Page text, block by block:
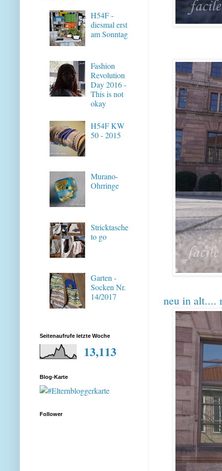
neu in alt....
H54F -
diesmal erst
am Sonntag
Fashion
Revolution
Day 2016 -
This is not
okay
H54F KW
50 - 2015
Murano-
Ohrringe
Stricktasche
to go
Garten -
Socken Nr.
14/2017
Seitenaufrufe letzte Woche
13,113
Blog-Karte
Follower